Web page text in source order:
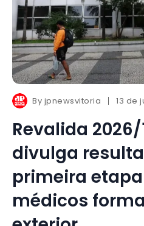
By jpnewsvitoria 13 de
Revalida 2026/
divulga
primeira
médicos